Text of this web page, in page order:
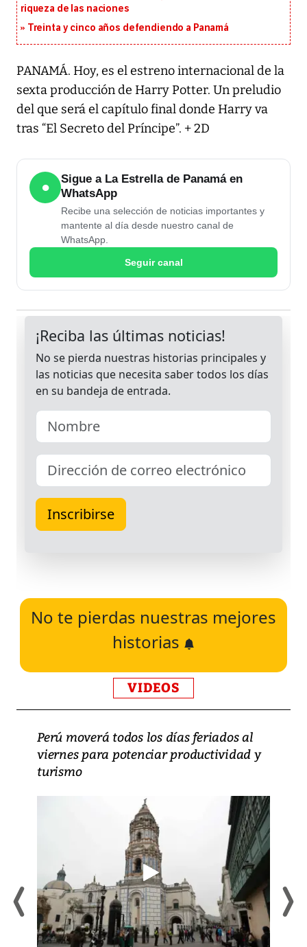
riqueza de las naciones
Treinta y cinco años defendiendo a Panamá
PANAMÁ. Hoy, es el estreno internacional de la
sexta producción de Harry Potter. Un preludio
del que será el capítulo final donde Harry va
tras “El Secreto del Príncipe”. + 2D
●
Sigue a La Estrella de Panamá en
WhatsApp
Recibe una selección de noticias importantes y
mantente al día desde nuestro canal de
WhatsApp.
Seguir canal
No te pierdas nuestras mejores
historias
VIDEOS
Perú moverá todos los días feriados al
viernes para potenciar productividad y
turismo